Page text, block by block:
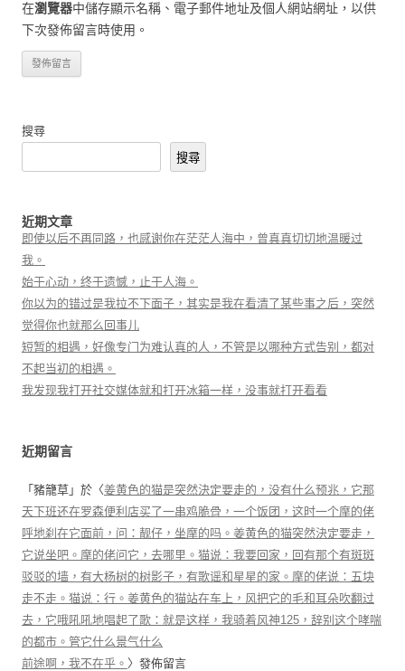
在瀏覽器中儲存顯示名稱、電子郵件地址及個人網站網址，以供
下次發佈留言時使用。
搜尋
搜尋
近期文章
即使以后不再同路，也感谢你在茫茫人海中，曾真真切切地温暖过
我。
始于心动，终于遗憾，止于人海。
你以为的错过是我拉不下面子，其实是我在看清了某些事之后，突然
觉得你也就那么回事儿
短暂的相遇，好像专门为难认真的人，不管是以哪种方式告别，都对
不起当初的相遇。
我发现我打开社交媒体就和打开冰箱一样，没事就打开看看
近期留言
「 豬籠草 」於〈姜黄色的猫是突然決定要走的，没有什么预兆，它那
天下班还在罗森便利店买了一串鸡脆骨，一个饭团，这时一个摩的佬
呼地刹在它面前，问：靓仔，坐摩的吗。姜黄色的猫突然決定要走，
它说坐吧。摩的佬问它，去哪里。猫说：我要回家，回有那个有斑斑
驳驳的墙，有大杨树的树影子，有歌谣和星星的家。摩的佬说：五块
走不走。猫说：行。姜黄色的猫站在车上，风把它的毛和耳朵吹翻过
去，它哦吼吼地唱起了歌：就是这样，我骑着风神125，辞别这个哮喘
的都市。管它什么景气什么
前途啊，我不在乎。 〉發佈留言